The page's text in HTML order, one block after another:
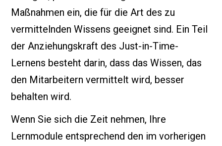
Maßnahmen ein, die für die Art des zu
vermittelnden Wissens geeignet sind. Ein Teil
der Anziehungskraft des Just-in-Time-
Lernens besteht darin, dass das Wissen, das
den Mitarbeitern vermittelt wird, besser
behalten wird.
Wenn Sie sich die Zeit nehmen, Ihre
Lernmodule entsprechend den im vorherigen